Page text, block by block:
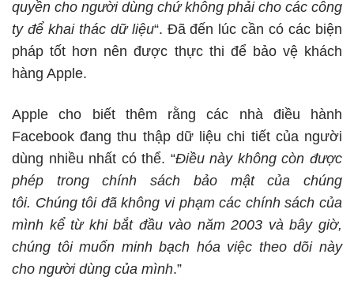
quyền cho người dùng chứ không phải cho các công
ty để khai thác dữ liệu“. Đã đến lúc cần có các biện
pháp tốt hơn nên được thực thi để bảo vệ khách
hàng Apple.
Apple cho biết thêm rằng các nhà điều hành
Facebook đang thu thập dữ liệu chi tiết của người
dùng nhiều nhất có thể. “Điều này không còn được
phép trong chính sách bảo mật của chúng
tôi. Chúng tôi đã không vi phạm các chính sách của
mình kể từ khi bắt đầu vào năm 2003 và bây giờ,
chúng tôi muốn minh bạch hóa việc theo dõi này
cho người dùng của mình.”